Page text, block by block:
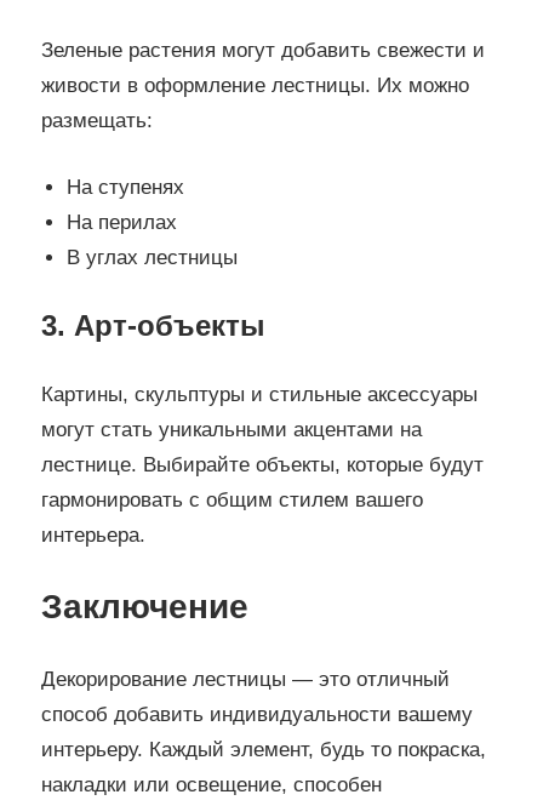
Зеленые растения могут добавить свежести и
живости в оформление лестницы. Их можно
размещать:
На ступенях
На перилах
В углах лестницы
3. Арт-объекты
Картины, скульптуры и стильные аксессуары
могут стать уникальными акцентами на
лестнице. Выбирайте объекты, которые будут
гармонировать с общим стилем вашего
интерьера.
Заключение
Декорирование лестницы — это отличный
способ добавить индивидуальности вашему
интерьеру. Каждый элемент, будь то покраска,
накладки или освещение, способен